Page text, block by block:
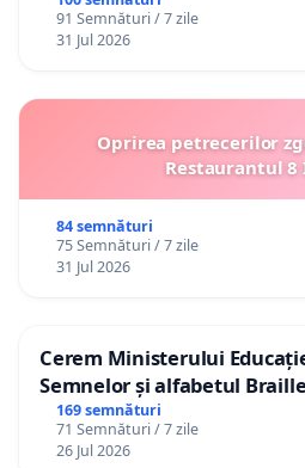
91 Semnături / 7 zile
31 Jul 2026
Oprirea petrecerilor
Restaurantul
84 semnături
75 Semnături / 7 zile
31 Jul 2026
Cerem Ministerului
Semnelor și alfabetul
Republica Moldova!
169 semnături
71 Semnături / 7 zile
26 Jul 2026